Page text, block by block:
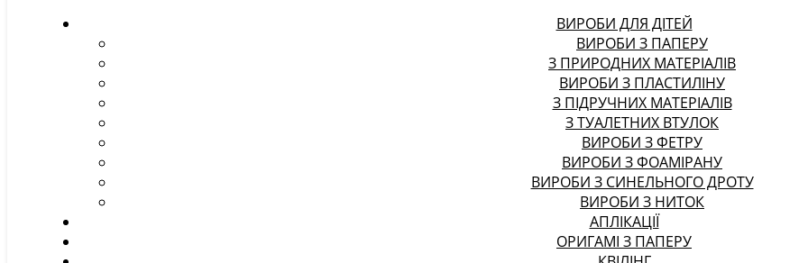
ВИРОБИ ДЛЯ ДІТЕЙ
ВИРОБИ З ПАПЕРУ
З ПРИРОДНИХ МАТЕРІАЛІВ
ВИРОБИ З ПЛАСТИЛІНУ
З ПІДРУЧНИХ МАТЕРІАЛІВ
З ТУАЛЕТНИХ ВТУЛОК
ВИРОБИ З ФЕТРУ
ВИРОБИ З ФОАМІРАНУ
ВИРОБИ З СИНЕЛЬНОГО ДРОТУ
ВИРОБИ З НИТОК
АПЛІКАЦІЇ
ОРИГАМІ З ПАПЕРУ